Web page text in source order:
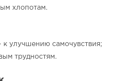
хлопотам.
к улучшению самочувствия;
трудностям.